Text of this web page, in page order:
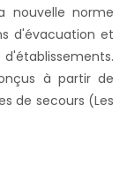
nouvelle norme
d'évacuation et
à partir de
de secours (Les